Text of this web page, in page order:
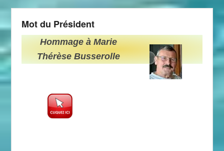
Mot du Président
Hommage à Marie
Thérèse Busserolle